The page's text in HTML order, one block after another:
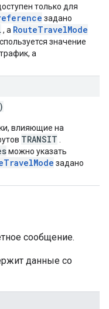
только для
задано
, а RouteTravelMode
значение
а
)
влияющие на
TRANSIT
можно указать
задано
сообщение.
данные со